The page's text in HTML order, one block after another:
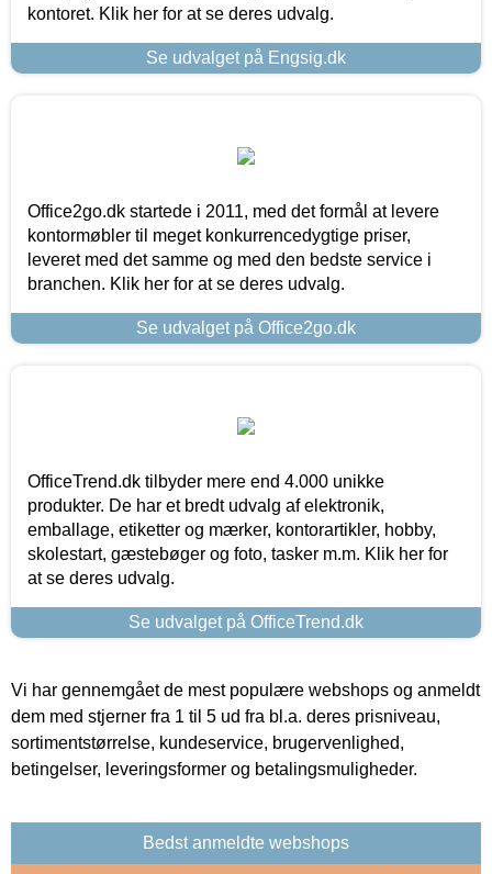
kontoret. Klik her for at se deres udvalg.
Se udvalget på Engsig.dk
Office2go.dk startede i 2011, med det formål at levere
kontormøbler til meget konkurrencedygtige priser,
leveret med det samme og med den bedste service i
branchen. Klik her for at se deres udvalg.
Se udvalget på Office2go.dk
OfficeTrend.dk tilbyder mere end 4.000 unikke
produkter. De har et bredt udvalg af elektronik,
emballage, etiketter og mærker, kontorartikler, hobby,
skolestart, gæstebøger og foto, tasker m.m. Klik her for
at se deres udvalg.
Se udvalget på OfficeTrend.dk
Vi har gennemgået de mest populære webshops og anmeldt
dem med stjerner fra 1 til 5 ud fra bl.a. deres prisniveau,
sortimentstørrelse, kundeservice, brugervenlighed,
betingelser, leveringsformer og betalingsmuligheder.
Bedst anmeldte webshops